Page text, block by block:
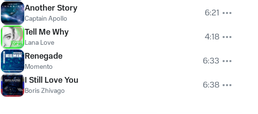
Another Story
Captain Apollo
6:21
Tell Me Why
Lana Love
4:18
Renegade
Momento
6:33
I Still Love You
Boris Zhivago 6:38